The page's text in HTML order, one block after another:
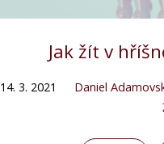
Jak žít v
14. 3. 2021 Daniel